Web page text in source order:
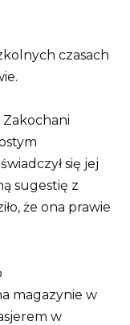
czasach
Zakochani
się jej
sugestię z
że ona prawie
magazynie w
w